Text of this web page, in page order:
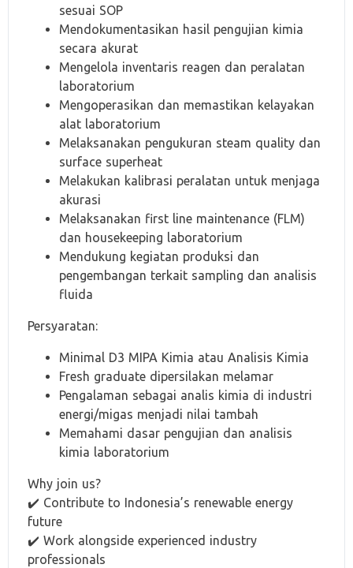
sesuai SOP
Mendokumentasikan hasil pengujian kimia
secara akurat
Mengelola inventaris reagen dan peralatan
laboratorium
Mengoperasikan dan memastikan kelayakan
alat laboratorium
Melaksanakan pengukuran steam quality dan
surface superheat
Melakukan kalibrasi peralatan untuk menjaga
akurasi
Melaksanakan first line maintenance (FLM)
dan housekeeping laboratorium
Mendukung kegiatan produksi dan
pengembangan terkait sampling dan analisis
fluida
Persyaratan:
Minimal D3 MIPA Kimia atau Analisis Kimia
Fresh graduate dipersilakan melamar
Pengalaman sebagai analis kimia di industri
energi/migas menjadi nilai tambah
Memahami dasar pengujian dan analisis
kimia laboratorium
Why join us?
✔️ Contribute to Indonesia’s renewable energy
future
✔️ Work alongside experienced industry
professionals